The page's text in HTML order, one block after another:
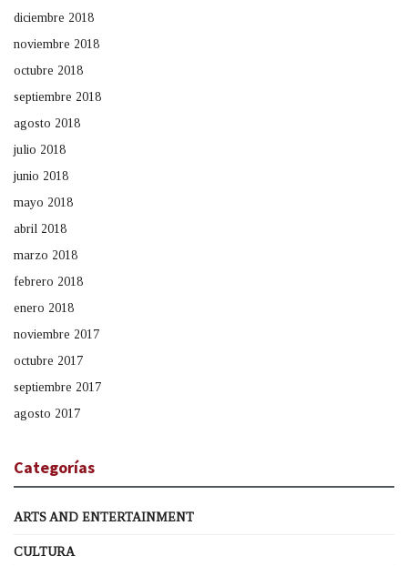
diciembre 2018
noviembre 2018
octubre 2018
septiembre 2018
agosto 2018
julio 2018
junio 2018
mayo 2018
abril 2018
marzo 2018
febrero 2018
enero 2018
noviembre 2017
octubre 2017
septiembre 2017
agosto 2017
Categorías
ARTS AND ENTERTAINMENT
CULTURA